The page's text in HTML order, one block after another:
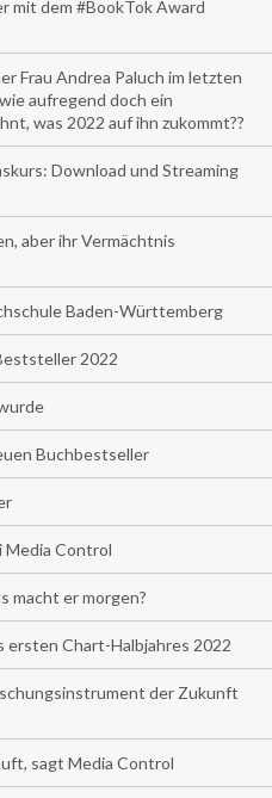
mit dem #BookTok Award
Frau Andrea Paluch im letzten
aufregend doch ein
was 2022 auf ihn zukommt??
Download und Streaming
aber ihr Vermächtnis
Baden-Württemberg
2022
Buchbestseller
Media Control
macht er morgen?
ersten Chart-Halbjahres 2022
der Zukunft
sagt Media Control